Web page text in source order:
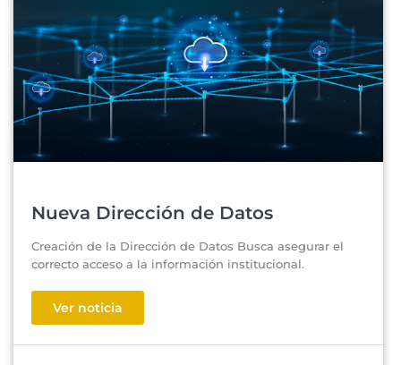
Nueva Dirección de Datos
Creación de la Dirección de Datos Busca asegurar el
correcto acceso a la información institucional.
Ver noticia